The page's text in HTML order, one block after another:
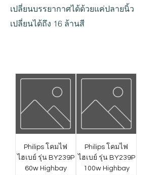
เปลี่ยนบรรยากาศได้ด้วยแค่ปลายนิ้ว
เปลี่ยนได้ถึง 16 ล้านสี
Philips โคมไฟ
ไฮเบย์ รุ่น BY239P
60w Highbay
Philips โคมไฟ
ไฮเบย์ รุ่น BY239P
100w Highbay